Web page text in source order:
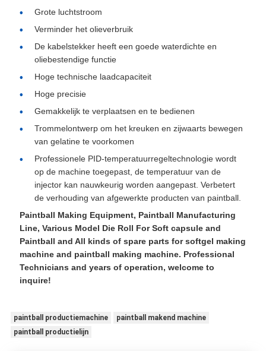
Grote luchtstroom
Verminder het olieverbruik
De kabelstekker heeft een goede waterdichte en
oliebestendige functie
Hoge technische laadcapaciteit
Hoge precisie
Gemakkelijk te verplaatsen en te bedienen
Trommelontwerp om het kreuken en zijwaarts bewegen
van gelatine te voorkomen
Professionele PID-temperatuurregeltechnologie wordt
op de machine toegepast, de temperatuur van de
injector kan nauwkeurig worden aangepast. Verbetert
de verhouding van afgewerkte producten van paintball.
Paintball Making Equipment, Paintball Manufacturing
Line, Various Model Die Roll For Soft capsule and
Paintball and All kinds of spare parts for softgel making
machine and paintball making machine. Professional
Technicians and years of operation, welcome to
inquire!
paintball productiemachine
paintball makend machine
paintball productielijn